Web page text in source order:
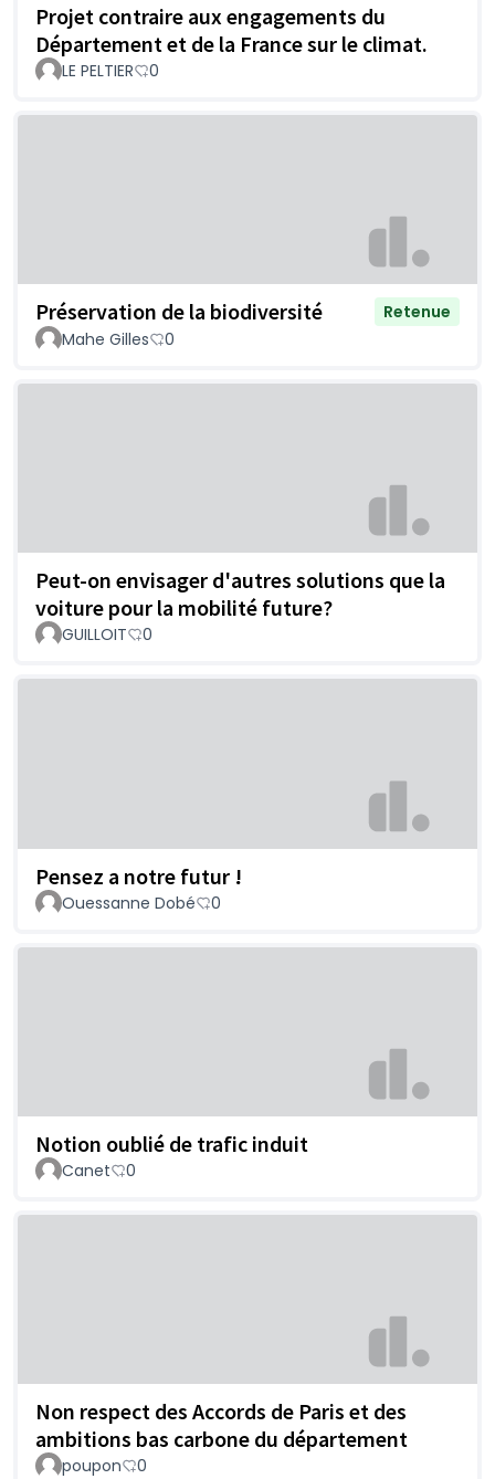
Projet contraire aux engagements du
Département et de la France sur le climat.
LE PELTIER 0
Préservation de la biodiversité
Retenue
Mahe Gilles
0
Peut-on envisager d'autres solutions que la
voiture pour la mobilité future?
GUILLOIT 0
Pensez a notre futur !
Ouessanne Dobé 0
Notion oublié de trafic induit
Canet 0
Non respect des Accords de Paris et des
ambitions bas carbone du département
poupon 0